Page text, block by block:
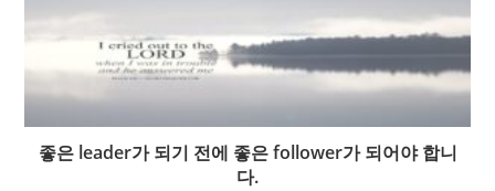
좋은 leader가 되기 전에 좋은 follower가 되어야 합니
다.